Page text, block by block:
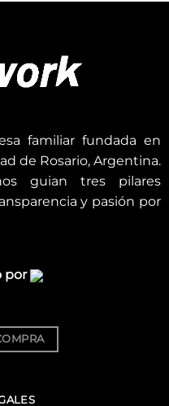
familiar fundada en
de Rosario, Argentina.
guian tres pilares
y pasión por
por